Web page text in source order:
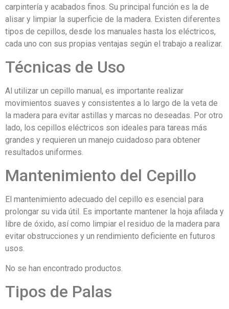
carpintería y acabados finos. Su principal función es la de
alisar y limpiar la superficie de la madera. Existen diferentes
tipos de cepillos, desde los manuales hasta los eléctricos,
cada uno con sus propias ventajas según el trabajo a realizar.
Técnicas de Uso
Al utilizar un cepillo manual, es importante realizar
movimientos suaves y consistentes a lo largo de la veta de
la madera para evitar astillas y marcas no deseadas. Por otro
lado, los cepillos eléctricos son ideales para tareas más
grandes y requieren un manejo cuidadoso para obtener
resultados uniformes.
Mantenimiento del Cepillo
El mantenimiento adecuado del cepillo es esencial para
prolongar su vida útil. Es importante mantener la hoja afilada y
libre de óxido, así como limpiar el residuo de la madera para
evitar obstrucciones y un rendimiento deficiente en futuros
usos.
No se han encontrado productos.
Tipos de Palas